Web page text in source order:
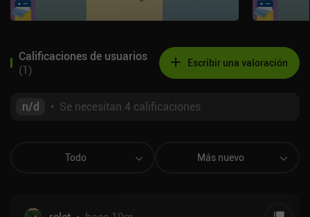
Calificaciones de usuarios
(1) Escribir una valoración
n/d • Se necesitan 4 calificaciones
Todo Más nuevo